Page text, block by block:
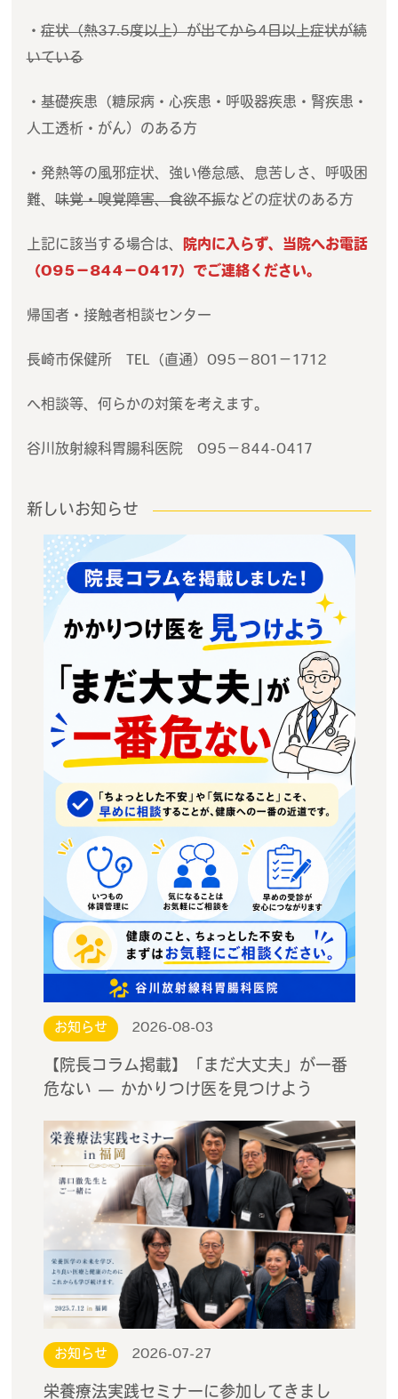
・症状（熱37.5度以上）が出てから4日以上症状が続
いている
・基礎疾患（糖尿病・心疾患・呼吸器疾患・腎疾患・
人工透析・がん）のある方
・発熱等の風邪症状、強い倦怠感、息苦しさ、呼吸困
難、味覚・嗅覚障害、食欲不振などの症状のある方
上記に該当する場合は、
院内に入らず、当院へお電話
（095−844−0417）でご連絡ください。
帰国者・接触者相談センター
長崎市保健所 TEL（直通）095−801−1712
へ相談等、何らかの対策を考えます。
谷川放射線科胃腸科医院 095−844-0417
新しいお知らせ
お知らせ 2026-08-03
【院長コラム掲載】「まだ大丈夫」が一番
危ない — かかりつけ医を見つけよう
お知らせ 2026-07-27
栄養療法実践セミナーに参加してきまし